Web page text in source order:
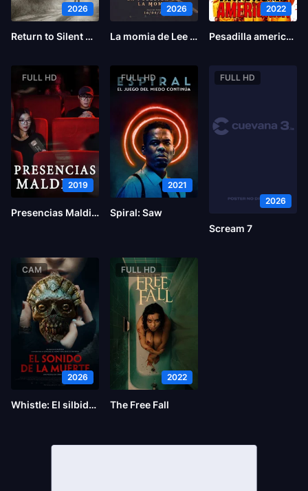
2026
Return to Silent Hill
2026
La momia de Lee Cronin
2022
Pesadilla americana
FULL HD
2019
Presencias Malditas
FULL HD
2021
Spiral: Saw
FULL HD
2026
Scream 7
CAM
2026
Whistle: El silbido del mal
FULL HD
2022
The Free Fall